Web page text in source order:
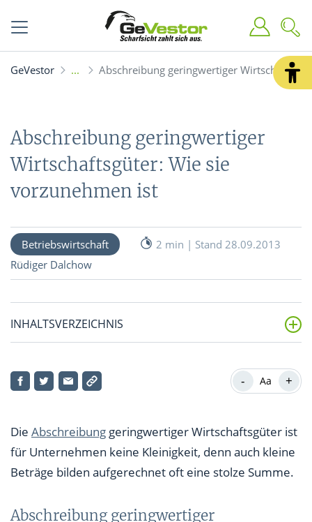
GeVestor Abschreibung geringwertiger
Abschreibung geringwertiger
Wirtschaftsgüter: Wie sie
vorzunehmen ist
Betriebswirtschaft
2 min | Stand 28.09.2013
Rüdiger Dalchow
INHALTSVERZEICHNIS
Unterschiede zur generellen Abschreibung
ist ein GWG?
Abschreibung geringwertiger Wirtschaftsgüter: Wie
teuer darf ein GWG sein?
- Aa +
Die Abschreibung geringwertiger Wirtschaftsgüter ist
für Unternehmen keine Kleinigkeit, denn auch kleine
Beträge bilden aufgerechnet oft eine stolze Summe.
Abschreibung geringwertiger